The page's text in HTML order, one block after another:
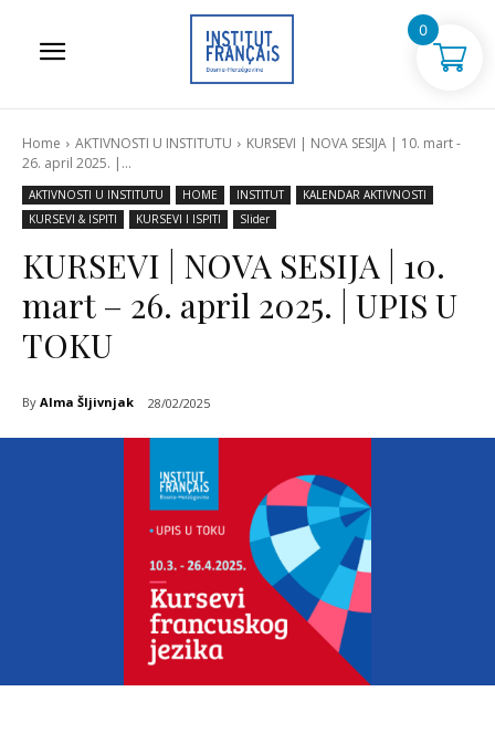
Home AKTIVNOSTI U INSTITUTU
KURSEVI | NOVA SESIJA | 10. mart -
26. april 2025. |...
AKTIVNOSTI U INSTITUTU HOME INSTITUT
KALENDAR AKTIVNOSTI
KURSEVI & ISPITI
KURSEVI I ISPITI Slider
KURSEVI | NOVA SESIJA | 10.
mart – 26. april 2025. | UPIS U
TOKU
By Alma Šljivnjak 28/02/2025
0